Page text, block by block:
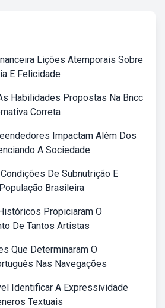
Lições Atemporais Sobre
E Felicidade
Habilidades Propostas Na Bncc
Correta
Impactam Além Dos
A Sociedade
De Subnutrição E
Brasileira
Propiciaram O
De Tantos Artistas
Que Determinaram O
Nas Navegações
Identificar A Expressividade
Textuais